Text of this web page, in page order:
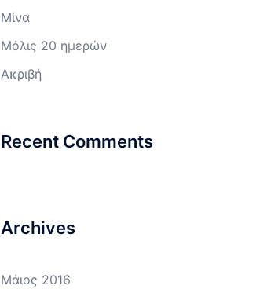
Μίνα
Μόλις 20 ημερών
Ακριβή
Recent Comments
Archives
Μάιος 2016